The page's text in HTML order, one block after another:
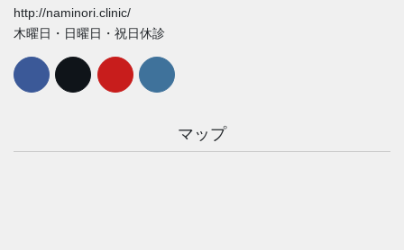
http://naminori.clinic/
木曜日・日曜日・祝日休診
マップ